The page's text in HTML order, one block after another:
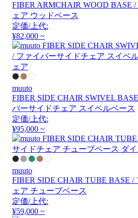
FIBER ARMCHAIR WOOD BASE
ェア ウッドベース
定価/上代:
¥82,000 ~
muuto
FIBER SIDE CHAIR SWIVEL
バーサイドチェア スイベルベース
定価/上代:
¥95,000 ~
muuto
FIBER SIDE CHAIR TUBE BASE /
ェア チューブベース
定価/上代:
¥59,000 ~